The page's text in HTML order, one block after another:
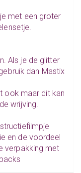
met een groter
.
Als je de glitter
dan Mastix
ook maar dit kan
wrijving.
en de voordeel
verpakking met